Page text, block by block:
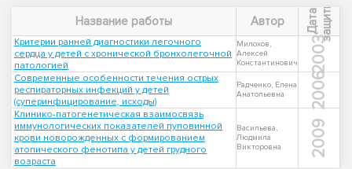
Название работы Автор Д
а
т
а
з
а
щ
и
т ы
Критерии ранней диагностики легочного
сердца у детей с хронической бронхолегочной
патологией
Милохов,
Алексей
Константинович
2003
Современные особенности течения острых
респираторных инфекций у детей
(суперинфицирование, исходы)
Радченко, Елена
Анатольевна
2006
Клинико-патогенетическая взаимосвязь
иммунологических показателей пуповинной
крови новорожденных с формированием
атопического фенотипа у детей грудного
возраста
Васильева,
Людмила
Викторовна
2009